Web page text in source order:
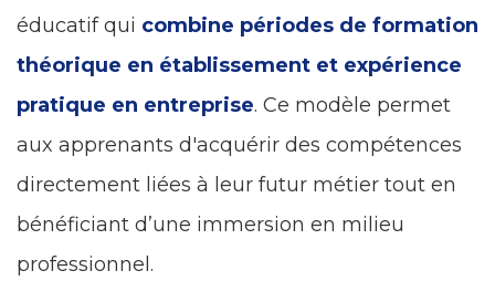
éducatif qui combine périodes de formation
théorique en établissement et expérience
pratique en entreprise. Ce modèle permet
aux apprenants d'acquérir des compétences
directement liées à leur futur métier tout en
bénéficiant d’une immersion en milieu
professionnel.